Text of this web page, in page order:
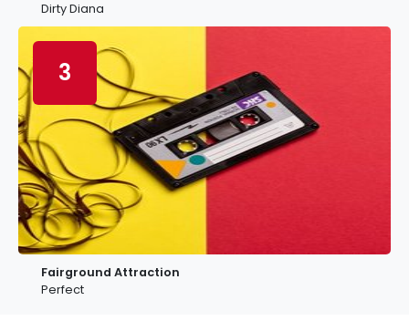
Dirty Diana
3
Fairground Attraction
Perfect